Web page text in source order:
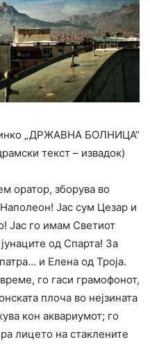
„ДРЖАВНА БОЛНИЦА“
текст – извадок)
оратор, зборува во
Јас сум Цезар и
Јас го имам Светиот
од Спарта! За
и Елена од Троја.
го гаси грамофонот,
плоча во нејзината
кон аквариумот; го
лицето на стаклените